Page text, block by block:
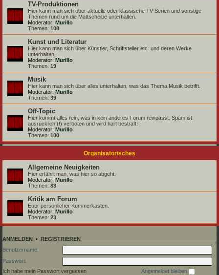
TV-Produktionen
Hier kann man sich über aktuelle oder klassische TV-Serien und sonstige
Themen rund um die Mattscheibe unterhalten.
Moderator: Murillo
Themen: 108
Kunst und Literatur
Hier kann man sich über Künstler, Schriftsteller etc. und deren Werke
unterhalten.
Moderator: Murillo
Themen: 19
Musik
Hier kann man sich über alles unterhalten, was das Thema Musik betrifft.
Moderator: Murillo
Themen: 39
Off-Topic
Hier kommt alles rein, was in kein anderes Forum reinpasst. Spam ist
ausrücklich (!) verboten und wird hart bestraft!
Moderator: Murillo
Themen: 100
Organisatorisches
Allgemeine Neuigkeiten
Hier erfährt man, was hier so abgeht.
Moderator: Murillo
Themen: 83
Kritik am Forum
Euer persönlicher Kummerkasten.
Moderator: Murillo
Themen: 23
ANMELDEN • REGISTRIEREN
Benutzername:
Passwort:
Ich habe mein Passwort vergessen
Angemeldet bleiben